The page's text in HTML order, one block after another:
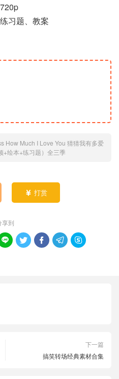
习题、教案
How Much I Love You 猜猜我有多爱
+绘本+练习题）全三季
 打赏
享到
    
下一篇
搞笑转场经典素材合集